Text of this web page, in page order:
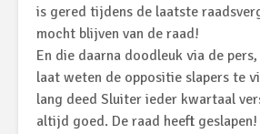
is gered tijdens de laatste
mocht blijven van de raad!
En die daarna doodleuk via de
laat weten de oppositie slapers te
lang deed Sluiter ieder kwartaal
altijd goed. De raad heeft geslapen!